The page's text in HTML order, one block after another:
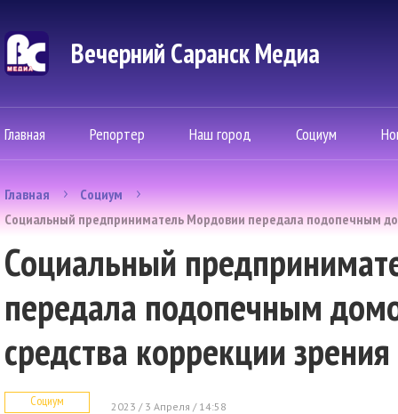
Вечерний Саранск Mедиа
Главная Репортер Наш город Социум
Главная
Социум
Социальный предприниматель Мордовии передала подопечным
Социальный
передала подопечным
средства коррекции зрения
Социум 2023 / 3 Апреля / 14:58